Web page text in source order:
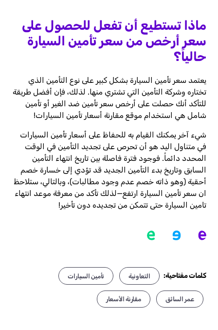
ماذا تستطيع أن تفعل للحصول على
سعر أرخص من سعر تأمين السيارة
حالياً؟
يعتمد سعر تأمين السيارة بشكل كبير على نوع التأمين الذي
تختاره وشركة التأمين التي تشتري منها. لذلك، فإن أفضل طريقة
للتأكد أنك حصلت على أرخص سعر تأمين ضد الغير أو تأمين
شامل هي استخدام موقع مقارنة أسعار تأمين السيارات!
شيء آخر يمكنك القيام به للحفاظ على أسعار تأمين السيارات
في متناول اليد هو أن تحرص على تجديد التأمين في الوقت
المحدد دائماً. فوجود فترة فاصلة بين تاريخ انتهاء التأمين
السابق وتاريخ بدء التأمين الجديد قد تؤدي إلى خسارة خصم
أحقية (وهو ذاته خصم عدم وجود مطالبات)، وبالتالي، ستلاحظ
ان سعر تأمين السيارة ارتفع—لذلك تأكد من معرفة موعد انتهاء
تامين السيارة حتى تتمكن من تجديده دون تأخير!
كلمات مفتاحية: التعاونية تأمين السيارات
عمر السائق مقارنة الأسعار